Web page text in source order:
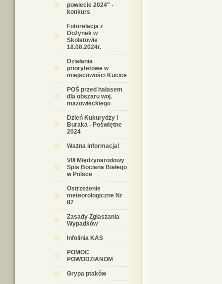
powiecie 2024" -
konkurs
Fotorelacja z
Dożynek w
Skołatowie
18.08.2024r.
Działania
priorytetowe w
miejscowości Kucice
POŚ przed hałasem
dla obszaru woj.
mazowieckiego
Dzień Kukurydzy i
Buraka - Poświętne
2024
Ważna informacja!
VIII Międzynarodowy
Spis Bociana Białego
w Polsce
Ostrzeżenie
meteorologiczne Nr
87
Zasady Zgłaszania
Wypadków
Infolinia KAS
POMOC
POWODZIANOM
Grypa ptaków